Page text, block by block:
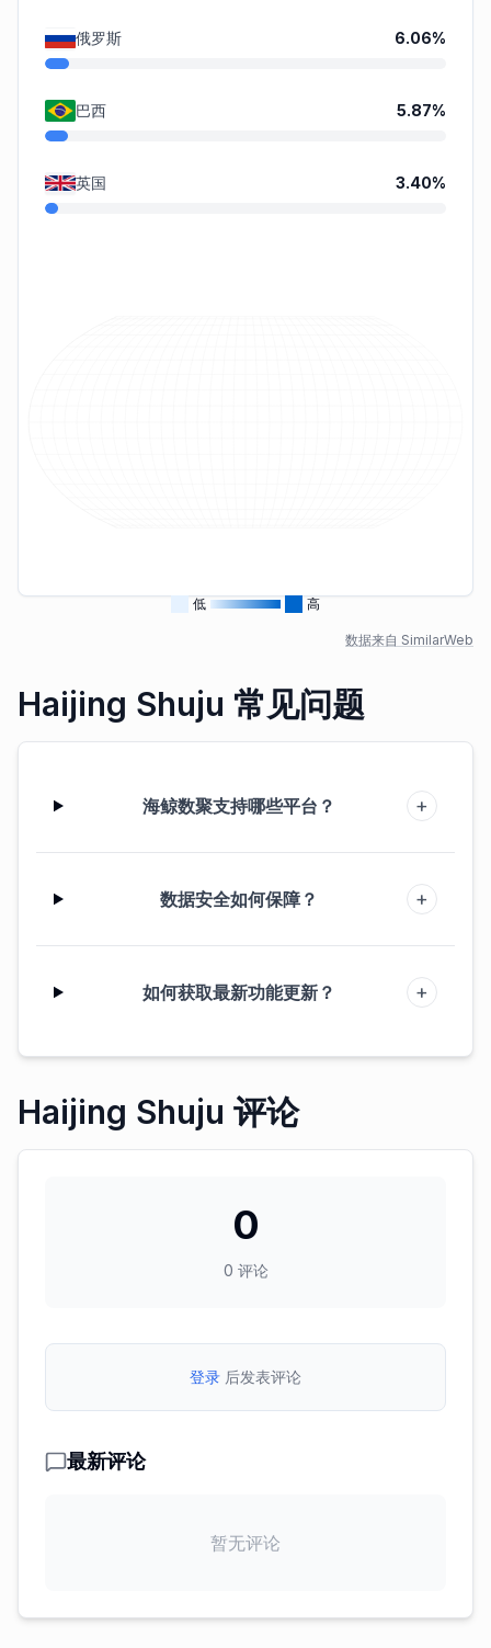
俄罗斯 6.06%
巴西 5.87%
英国 3.40%
低 高
数据来自 SimilarWeb
Haijing Shuju 常见问题
海鲸数聚支持哪些平台？ +
数据安全如何保障？ +
如何获取最新功能更新？ +
Haijing Shuju 评论
0
0 评论
登录 后发表评论
最新评论
暂无评论